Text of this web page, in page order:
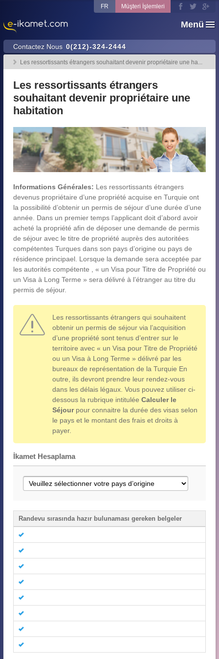
Menü
Contactez Nous 0(212)-324-2444
FR Müşteri İşlemleri
Les ressortissants étrangers souhaitant devenir propriétaire une ha...
Les ressortissants étrangers
souhaitant devenir propriétaire une
habitation
Informations Générales: Les ressortissants étrangers
devenus propriétaire d’une propriété acquise en Turquie ont
la possibilité d’obtenir un permis de séjour d’une durée d’une
année. Dans un premier temps l’applicant doit d’abord avoir
acheté la propriété afin de déposer une demande de permis
de séjour avec le titre de propriété auprès des autoritées
compétentes Turques dans son pays d’origine ou pays de
résidence principael. Lorsque la demande sera acceptée par
les autorités compétente , « un Visa pour Titre de Propriété ou
un Visa à Long Terme » sera délivré à l’étranger au titre du
permis de séjour.
Les ressortissants étrangers qui souhaitent
obtenir un permis de séjour via l’acquisition
d’une propriété sont tenus d’entrer sur le
territoire avec « un Visa pour Titre de Propriété
ou un Visa à Long Terme » délivré par les
bureaux de représentation de la Turquie En
outre, ils devront prendre leur rendez-vous
dans les délais légaux. Vous pouvez utiliser ci-
dessous la rubrique intitulée Calculer le
Séjourpour connaitre la durée des visas selon
le pays et le montant des frais et droits à
payer.
İkamet Hesaplama
Randevu sırasında hazır bulunaması gereken belgeler